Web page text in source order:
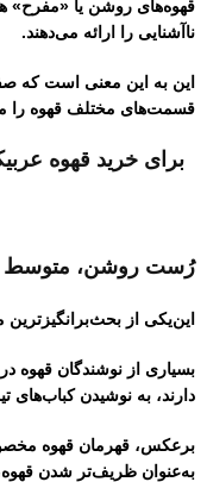
قهوه‌های روشن یا «مفرح»
ناآشنایی را ارائه می‌دهند.
این به این معنی است که
قسمت‌های مختلف قهوه را
رُست روشن، متوسط
این‌یکی از
بسیاری از نوشندگان قهوه
دارند، به نوشیدن کباب‌های
برعکس، قهرمان قهوه
به‌عنوان ظریف‌تر شدن